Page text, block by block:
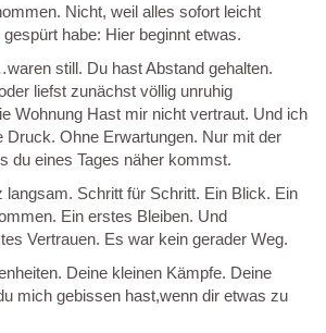
Nicht, weil alles sofort leicht
habe: Hier beginnt etwas.
still. Du hast Abstand gehalten.
liefst zunächst völlig unruhig
Wohnung Hast mir nicht vertraut. Und ich
Druck. Ohne Erwartungen. Nur mit der
du eines Tages näher kommst.
langsam. Schritt für Schritt. Ein Blick. Ein
Ein erstes Bleiben. Und
Vertrauen. Es war kein gerader Weg.
Deine kleinen Kämpfe. Deine
mich gebissen hast,wenn dir etwas zu